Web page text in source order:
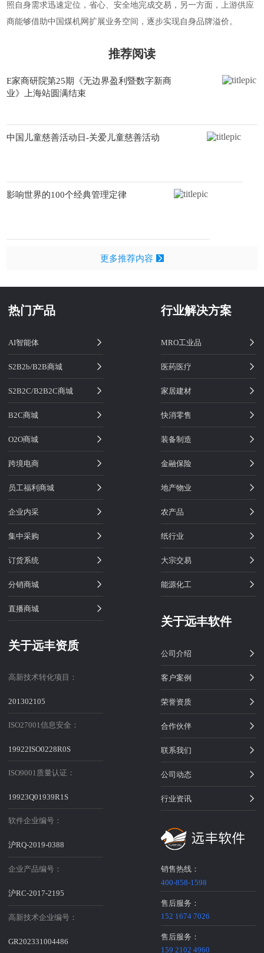
照自身需求迅速定位，省心、安全地完成交易，另一方面，上游供应
商能够借助中国煤机网扩展业务空间，逐步实现自身品牌溢价。
推荐阅读
E家商研院第25期《无边界盈利暨数字新商
业》上海站圆满结束
中国儿童慈善活动日-关爱儿童慈善活动
影响世界的100个经典管理定律
更多推荐内容
热门产品
AI智能体
S2B2b/B2B商城
S2B2C/B2B2C商城
B2C商城
O2O商城
跨境电商
员工福利商城
企业内采
集中采购
订货系统
分销商城
直播商城
关于远丰资质
高新技术转化项目：
201302105
ISO27001信息安全：
19922ISO0228R0S
ISO9001质量认证：
19923Q01939R1S
软件企业编号：
沪RQ-2019-0388
企业产品编号：
沪RC-2017-2195
高新技术企业编号：
GR202331004486
行业解决方案
MRO工业品
医药医疗
家居建材
快消零售
装备制造
金融保险
地产物业
农产品
纸行业
大宗交易
能源化工
关于远丰软件
公司介绍
客户案例
荣誉资质
合作伙伴
联系我们
公司动态
行业资讯
销售热线：
400-858-1598
售后服务：
152 1674 7026
售后服务：
159 2102 4960